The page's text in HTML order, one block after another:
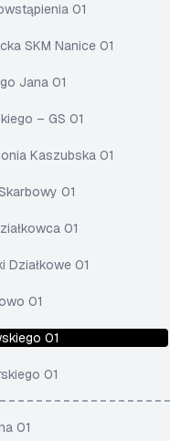
01
SKM Nanice 01
Jana 01
– GS 01
Kaszubska 01
01
01
Działkowe 01
01
01
01
01